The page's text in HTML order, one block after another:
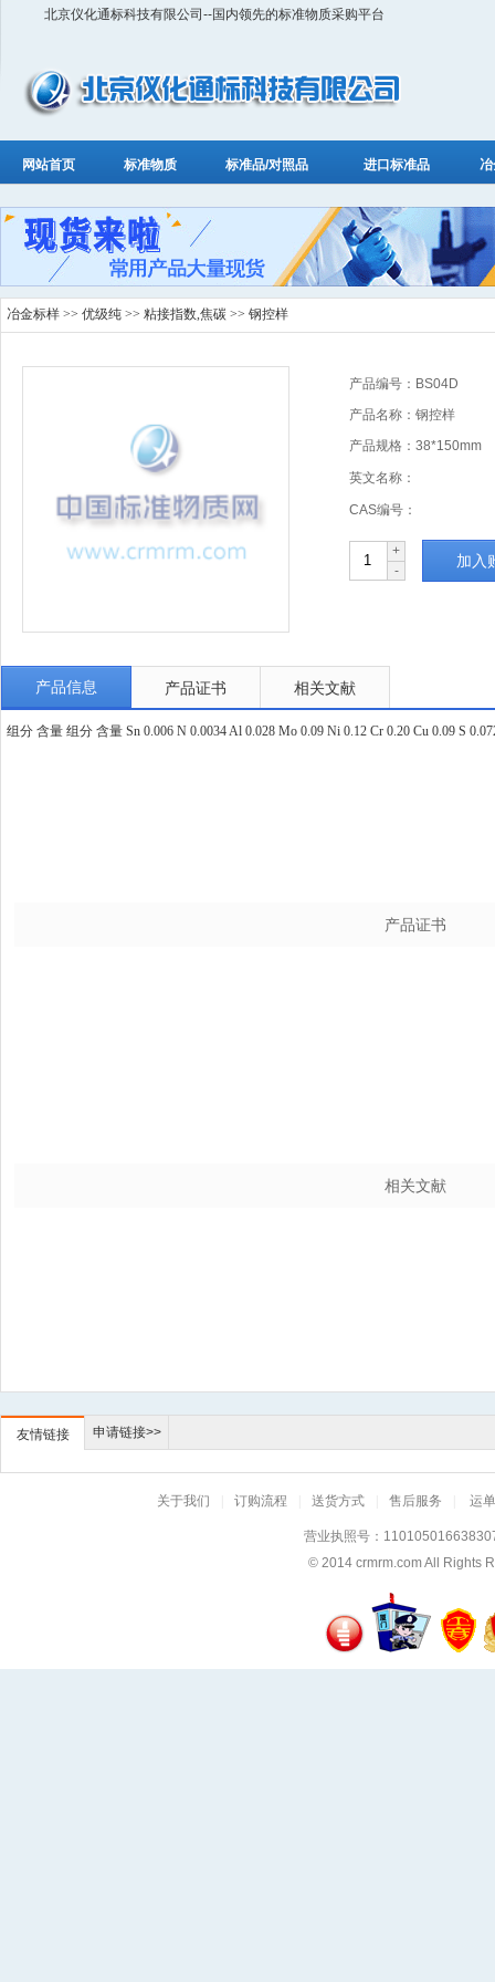
北京仪化通标科技有限公司--国内领先的标准物质采购平台
网站首页 标准物质 标准品/对照品 进口标准品
冶金标样 >> 优级纯 >> 粘接指数,焦碳 >> 钢控样
产品编号：BS04D
产品名称：钢控样
产品规格：38*150mm
英文名称：
CAS编号：
-
+
加入
产品信息 产品证书 相关文献
组分 含量 组分 含量 Sn 0.006 N 0.0034 Al 0.028 Mo 0.09 Ni 0.12 Cr 0.20 Cu 0.09 S
产品证书
相关文献
友情链接 申请链接>>
关于我们 订购流程 送货方式 售后服务 运
营业执照号：
© 2014 crmrm.comAll Rights